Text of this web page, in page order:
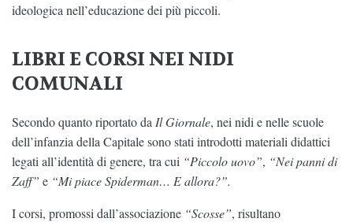
ideologica nell’educazione dei più piccoli.
LIBRI E CORSI NEI NIDI
COMUNALI
Secondo quanto riportato da Il Giornale, nei nidi e nelle scuole
dell’infanzia della Capitale sono stati introdotti materiali didattici
legati all’identità di genere, tra cui “Piccolo uovo”, “Nei panni di
Zaff” e “Mi piace Spiderman… E allora?”.
I corsi, promossi dall’associazione “Scosse”, risultano